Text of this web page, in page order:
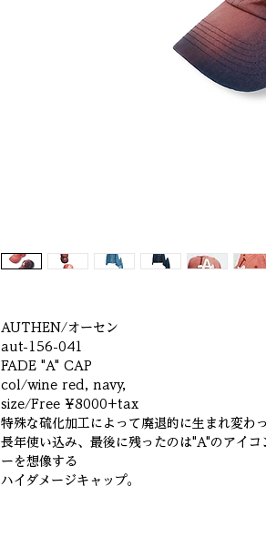
AUTHEN/オーセン
aut-156-041
FADE "A" CAP
col/wine red, navy,
size/Free ¥8000+tax
特殊な硫化加工によって廃退的に生まれ変わ
長年使い込み、最後に残ったのは"A"のアイコ
ーを想像する
ハイダメージキャップ。